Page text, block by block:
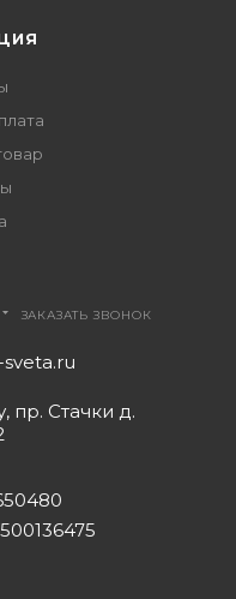
ЗАКАЗАТЬ ЗВОНОК
пр. Стачки д.